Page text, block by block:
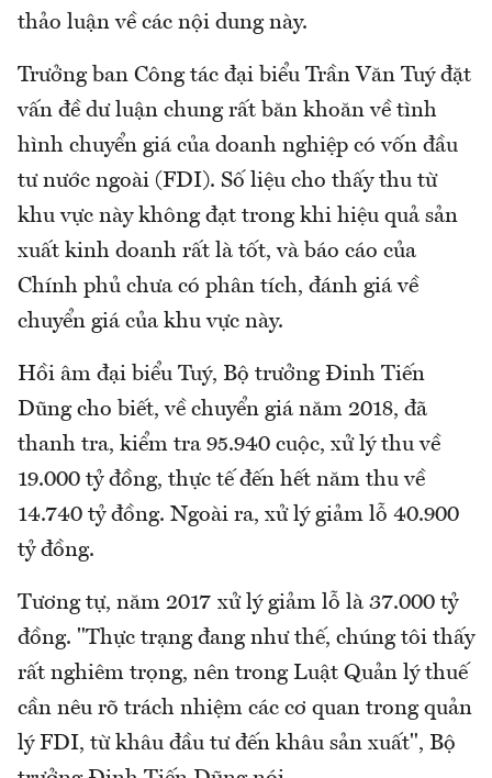
thảo luận về các nội dung này.
Trưởng ban Công tác đại biểu Trần Văn Tuý đặt
vấn đề dư luận chung rất băn khoăn về tình
hình chuyển giá của doanh nghiệp có vốn đầu
tư nước ngoài (FDI). Số liệu cho thấy thu từ
khu vực này không đạt trong khi hiệu quả sản
xuất kinh doanh rất là tốt, và báo cáo của
Chính phủ chưa có phân tích, đánh giá về
chuyển giá của khu vực này.
Hồi âm đại biểu Tuý, Bộ trưởng Đinh Tiến
Dũng cho biết, về chuyển giá năm 2018, đã
thanh tra, kiểm tra 95.940 cuộc, xử lý thu về
19.000 tỷ đồng, thực tế đến hết năm thu về
14.740 tỷ đồng. Ngoài ra, xử lý giảm lỗ 40.900
tỷ đồng.
Tương tự, năm 2017 xử lý giảm lỗ là 37.000 tỷ
đồng. "Thực trạng đang như thế, chúng tôi thấy
rất nghiêm trọng, nên trong Luật Quản lý thuế
cần nêu rõ trách nhiệm các cơ quan trong quản
lý FDI, từ khâu đầu tư đến khâu sản xuất", Bộ